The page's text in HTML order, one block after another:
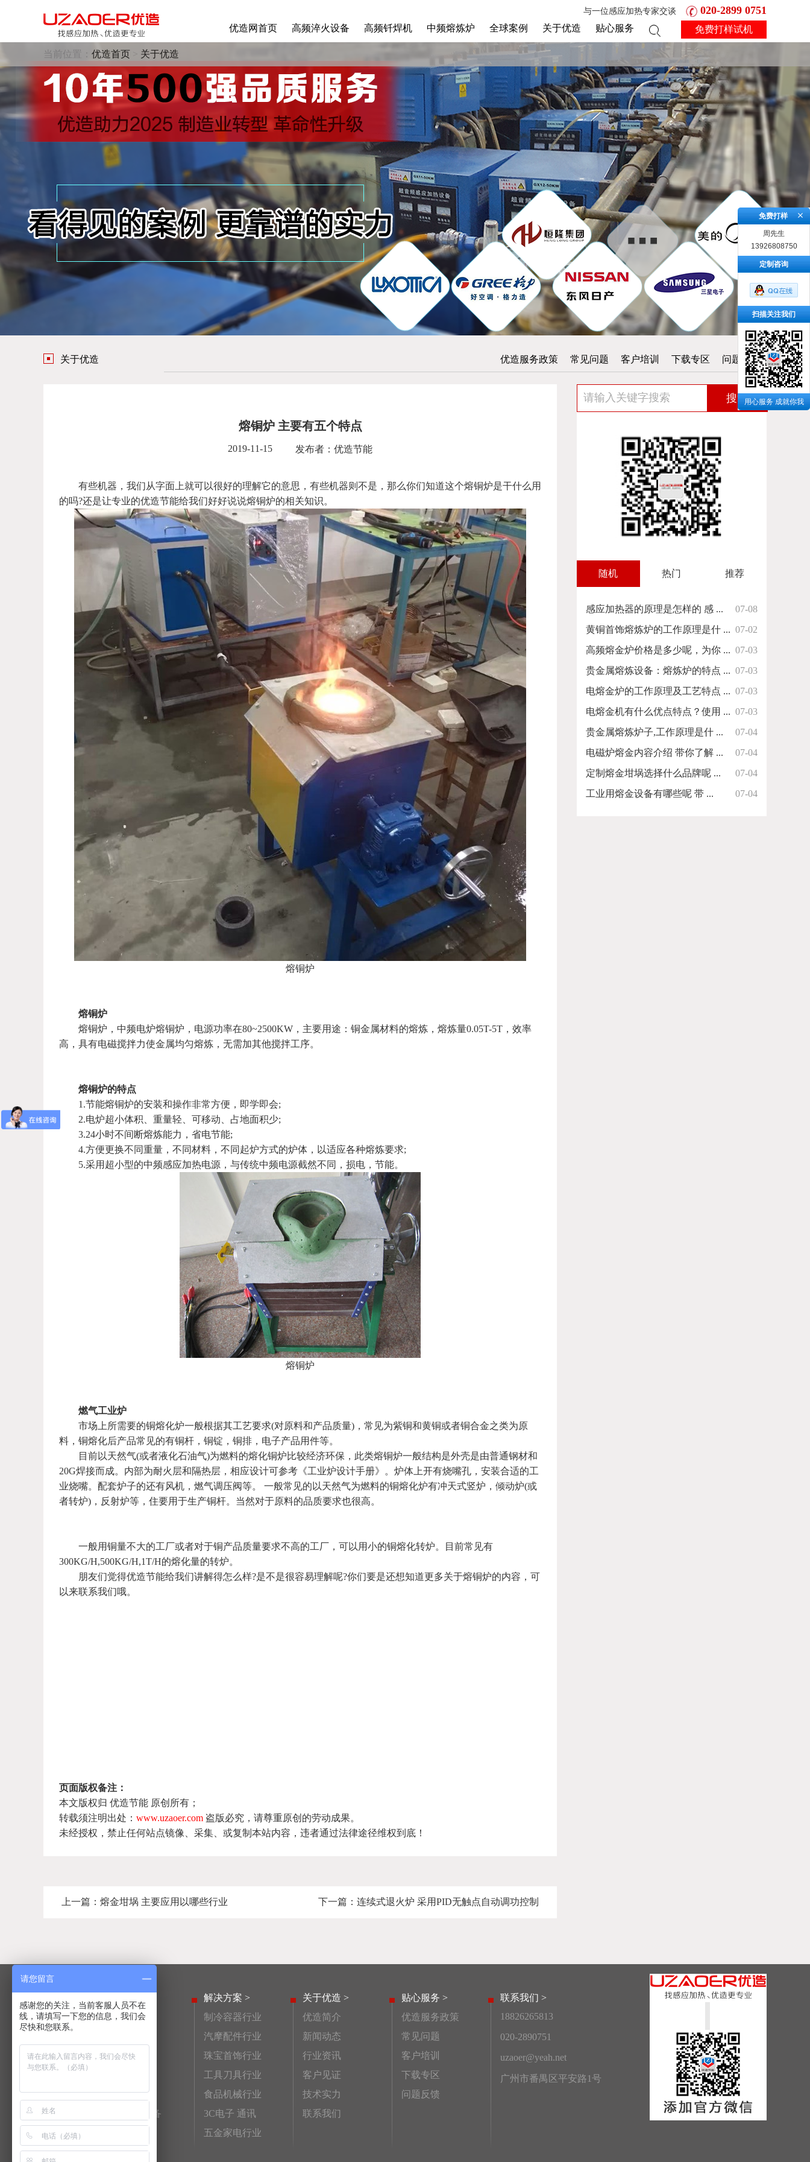
优造网首页 高频淬火设备 高频钎焊机 中频熔炼炉 全球案例 关于优造 贴心服务 免费打样试机
与一位感应加热专家交谈 020-2899 0751
当前位置： 优造首页 > 关于优造
关于优造 优造服务政策 常见问题 客户培训 下载专区 问题反馈
熔铜炉 主要有五个特点
2019-11-15 发布者：优造节能
有些机器，我们从字面上就可以很好的理解它的意思，有些机器则不是，那么你们知道这个熔铜炉是干什么用
的吗?还是让专业的优造节能给我们好好说说熔铜炉的相关知识。
熔铜炉
熔铜炉
熔铜炉，中频电炉熔铜炉，电源功率在80~2500KW，主要用途：铜金属材料的熔炼，熔炼量0.05T-5T，效率
高，具有电磁搅拌力使金属均匀熔炼，无需加其他搅拌工序。
熔铜炉的特点
1.节能熔铜炉的安装和操作非常方便，即学即会;
2.电炉超小体积、重量轻、可移动、占地面积少;
3.24小时不间断熔炼能力，省电节能;
4.方便更换不同重量，不同材料，不同起炉方式的炉体，以适应各种熔炼要求;
5.采用超小型的中频感应加热电源 ，与传统中频电源截然不同，损电，节能。
熔铜炉
燃气工业炉
市场上所需要的铜熔化炉一般根据其工艺要求(对原料和产品质量)，常见为紫铜和黄铜或者铜合金之类为原
料，铜熔化后产品常见的有铜杆，铜锭，铜排，电子产品用件等。
目前以天然气(或者液化石油气)为燃料的熔化铜炉比较经济环保，此类熔铜炉一般结构是外壳是由普通钢材和
20G焊接而成。内部为耐火层和隔热层，相应设计可参考《工业炉设计手册》。炉体上开有烧嘴孔，安装合适的工
业烧嘴。配套炉子的还有风机，燃气调压阀等。 一般常见的以天然气为燃料的铜熔化炉有冲天式竖炉，倾动炉(或
者转炉)，反射炉等，住要用于生产铜杆。当然对于原料的品质要求也很高。
一般用铜量不大的工厂或者对于铜产品质量要求不高的工厂，可以用小的铜熔化转炉。目前常见有
300KG/H,500KG/H,1T/H的熔化量的转炉。
朋友们觉得优造节能给我们讲解得怎么样?是不是很容易理解呢?你们要是还想知道更多关于熔铜炉的内容，可
以来联系我们哦。
页面版权备注：
本文版权归 优造节能 原创所有；
转载须注明出处： www.uzaoer.com 盗版必究，请尊重原创的劳动成果。
未经授权，禁止任何站点镜像、采集、或复制本站内容，违者通过法律途径维权到底！
上一篇： 熔金坩埚 主要应用以哪些行业 下一篇： 连续式退火炉 采用PID无触点自动调功控制
搜索
随机 热门 推荐
07-08
感应加热器的原理是怎样的 感 ...
07-02
黄铜首饰熔炼炉的工作原理是什 ...
07-03
高频熔金炉价格是多少呢，为你 ...
07-03
贵金属熔炼设备：熔炼炉的特点 ...
07-03
电熔金炉的工作原理及工艺特点 ...
07-03
电熔金机有什么优点特点？使用 ...
07-04
贵金属熔炼炉子,工作原理是什 ...
07-04
电磁炉熔金内容介绍 带你了解 ...
07-04
定制熔金坩埚选择什么品牌呢 ...
07-04
工业用熔金设备有哪些呢 带 ...
高频淬火设备
齿轮高频淬火设备
高频钎焊机
非标自动化高频淬火设备
感应加热电源
解决方案 >
制冷容器行业
汽摩配件行业
珠宝首饰行业
工具刀具行业
食品机械行业
3C电子 通讯
五金家电行业
关于优造 >
优造简介
新闻动态
行业资讯
客户见证
技术实力
联系我们
贴心服务 >
优造服务政策
常见问题
客户培训
下载专区
问题反馈
联系我们 >
18826265813
020-2890751
uzaoer@yeah.net
广州市番禺区平安路1号
免费打样
周先生
13926808750
定制咨询
扫描关注我们
用心服务 成就你我
请您留言
感谢您的关注，当前客服人员不在
线，请填写一下您的信息，我们会
尽快和您联系。